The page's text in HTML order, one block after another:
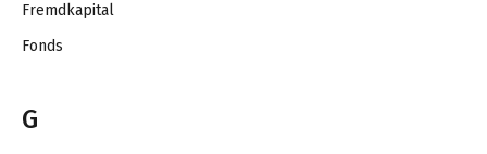
Fremdkapital
Fonds
G